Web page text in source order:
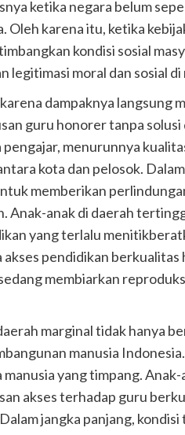
ketika negara belum
Oleh karena itu, ketika
kondisi sosial
moral dan sosial di
dampaknya langsung
guru honorer tanpa
menurunnya
kota dan pelosok.
memberikan
Anak-anak di daerah
yang terlalu
pendidikan berkualitas
membiarkan
marginal tidak hanya
manusia
yang timpang.
akses terhadap guru
jangka panjang,